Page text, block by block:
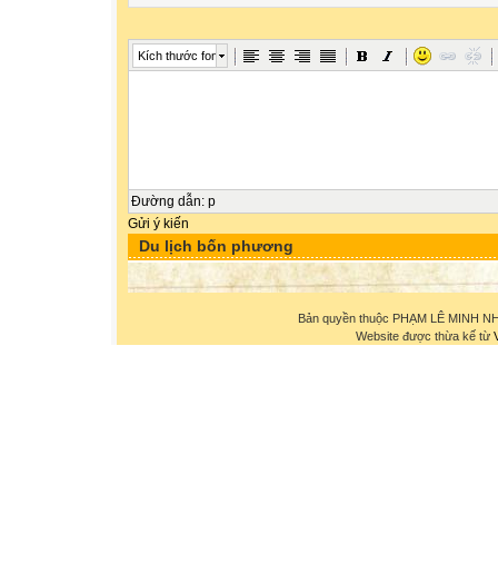
Kích thước font
Đường dẫn: p
Gửi ý kiến
Du lịch bốn phương
Bản quyền thuộc PHẠM LÊ MINH
Website được thừa kế từ